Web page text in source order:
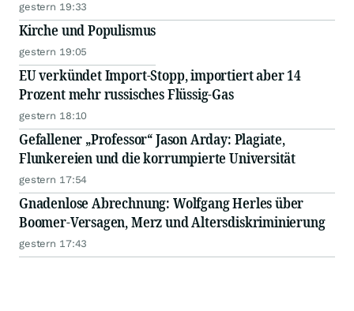
gestern 19:33
Kirche und Populismus
gestern 19:05
EU verkündet Import-Stopp, importiert aber 14
Prozent mehr russisches Flüssig-Gas
gestern 18:10
Gefallener „Professor“ Jason Arday: Plagiate,
Flunkereien und die korrumpierte Universität
gestern 17:54
Gnadenlose Abrechnung: Wolfgang Herles über
Boomer-Versagen, Merz und Altersdiskriminierung
gestern 17:43